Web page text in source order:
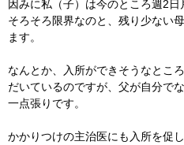
因みに私（子）は今のところ週2
そろそろ限界なのと、残り少ない
ます。
なんとか、入所ができそうなとこ
だいているのですが、父が自分で
一点張りです。
かかりつけの主治医にも入所を促